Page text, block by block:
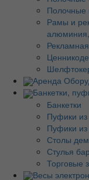
Полочные
Рамы и
Аренда
Банкетки,
Банкетки
Пуфики из
Пуфики
Столы
Стулья
Торговые
Весы